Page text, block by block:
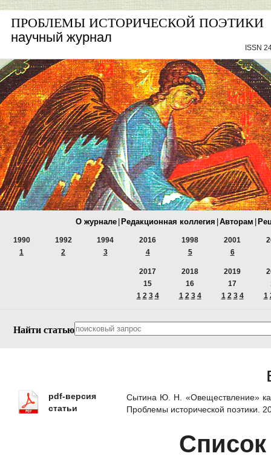
ПРОБЛЕМЫ ИСТОРИЧЕСКОЙ ПОЭТИКИ
научный журнал
ISSN
О журнале Редакционная коллегия Авторам
1990
1
1992
2
1994
3
2016
4
1998
5
2001
6
2017
15
1 2 3 4
2018
16
1 2 3 4
2019
17
1 2 3 4
1
Найти статью
pdf-версия
статьи
Сытина Ю. Н. «Овеществление»
Проблемы исторической